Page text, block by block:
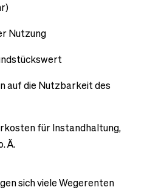
Nutzung
auf die Nutzbarkeit des
für Instandhaltung,
Ä.
sich viele Wegerenten